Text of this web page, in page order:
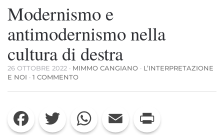
Modernismo e
antimodernismo nella
cultura di destra
26 OTTOBRE 2022 · MIMMO CANGIANO · L’INTERPRETAZIONE
E NOI · 1 COMMENTOSU
E
NELLA
CULTURA
DI
Facebook Twitter WhatsApp Email